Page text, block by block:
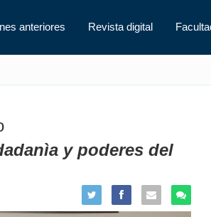
anteriores Revista digital
y poderes del